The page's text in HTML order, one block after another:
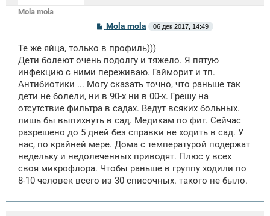
Mola mola
С
о
б
щ
н
и
е
Mola mola 06 дек 2017, 14:49
Те же яйца, только в профиль)))
Дети болеют очень подолгу и тяжело. Я пятую
инфекцию с ними переживаю. Гайморит и тп.
Антибиотики ... Могу сказать точно, что раньше так
дети не болели, ни в 90-х ни в 00-х. Грешу на
отсутствие фильтра в садах. Ведут всяких больных.
лишь бы выпихнуть в сад. Медикам по фиг. Сейчас
разрешено до 5 дней без справки не ходить в сад. У
нас, по крайней мере. Дома с температурой подержат
недельку и недолеченных приводят. Плюс у всех
своя микрофлора. Чтобы раньше в группу ходили по
8-10 человек всего из 30 списочных. такого не было.